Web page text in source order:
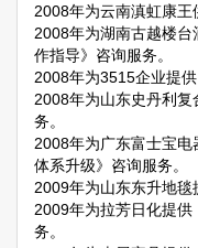
2008年为云南滇虹康王
2008年为湖南古越楼
作指导》咨询服务。
2008年为3515企业提
2008年为山东史丹利
务。
2008年为广东富士宝
体系升级》咨询服务。
2009年为山东东升地毯
2009年为拉芳日化提
务。